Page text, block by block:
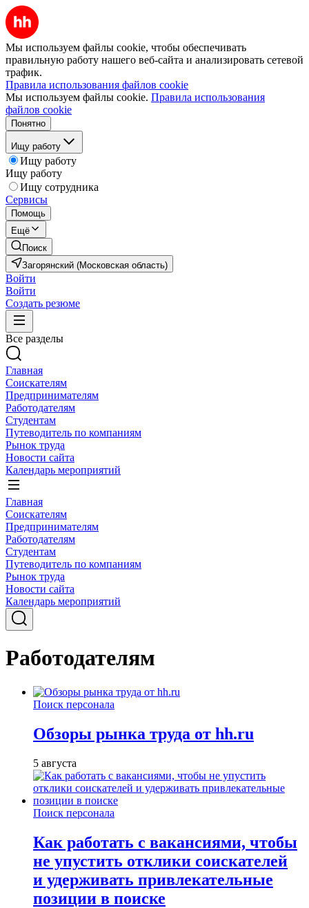
Мы используем файлы cookie, чтобы обеспечивать
правильную работу нашего веб-сайта и анализировать сетевой
трафик.
Правила использования файлов cookie
Мы используем файлы cookie. Правила использования
файлов cookie
Понятно
Ищу работу
Ищу работу
Ищу работу
Ищу сотрудника
Сервисы
Помощь
Ещё
Поиск
Загорянский (Московская область)
Войти
Войти
Создать резюме
Все разделы
Главная
Соискателям
Предпринимателям
Работодателям
Студентам
Путеводитель по компаниям
Рынок труда
Новости сайта
Календарь мероприятий
Главная
Соискателям
Предпринимателям
Работодателям
Студентам
Путеводитель по компаниям
Рынок труда
Новости сайта
Календарь мероприятий
Работодателям
Поиск персонала
Обзоры рынка труда от hh.ru
5 августа
Поиск персонала
Как работать с вакансиями, чтобы
не упустить отклики соискателей
и удерживать привлекательные
позиции в поиске